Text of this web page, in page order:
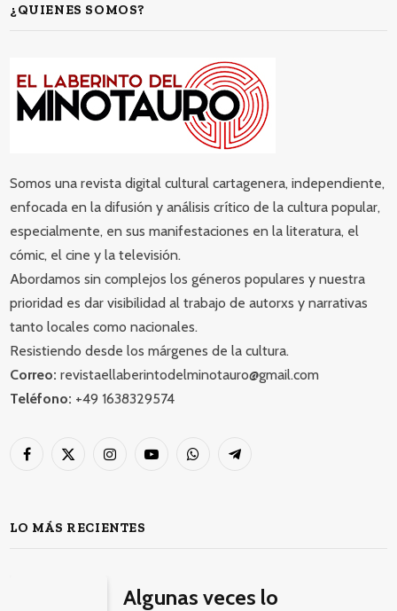
¿QUIENES SOMOS?
Somos una revista digital cultural cartagenera, independiente,
enfocada en la difusión y análisis crítico de la cultura popular,
especialmente, en sus manifestaciones en la literatura, el
cómic, el cine y la televisión.
Abordamos sin complejos los géneros populares y nuestra
prioridad es dar visibilidad al trabajo de autorxs y narrativas
tanto locales como nacionales.
Resistiendo desde los márgenes de la cultura.
Correo: revistaellaberintodelminotauro@gmail.com
Teléfono: +49 1638329574
Facebook
X
InstagramYouTubeWhatsAppTelegram
LO MÁS RECIENTES
Algunas veces lo